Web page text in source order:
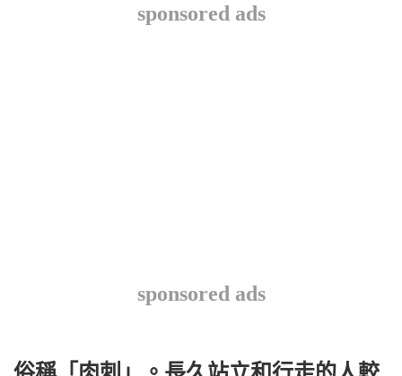
sponsored ads
sponsored ads